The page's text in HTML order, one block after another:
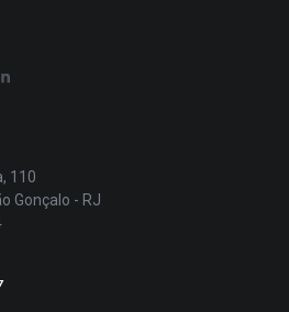
110
Gonçalo - RJ